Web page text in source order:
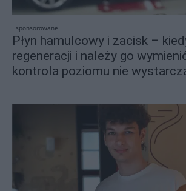
sponsorowane
Płyn hamulcowy i zacisk –
regeneracji i należy go
kontrola poziomu nie